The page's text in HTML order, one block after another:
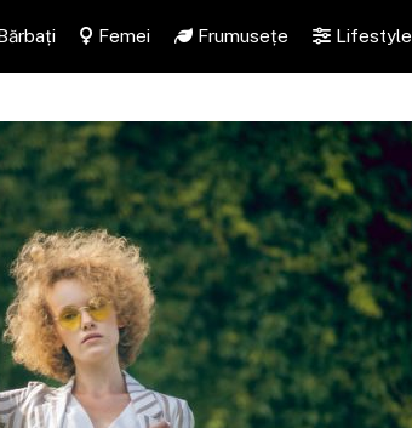
Femei Frumusețe Lifestyle